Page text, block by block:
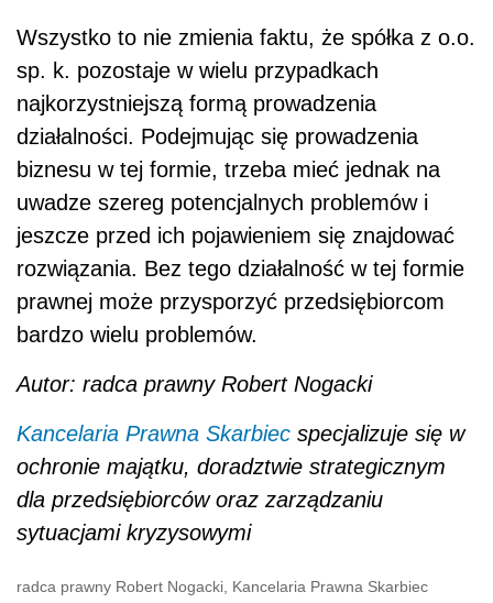
Wszystko to nie zmienia faktu, że spółka z o.o.
sp. k. pozostaje w wielu przypadkach
najkorzystniejszą formą prowadzenia
działalności. Podejmując się prowadzenia
biznesu w tej formie, trzeba mieć jednak na
uwadze szereg potencjalnych problemów i
jeszcze przed ich pojawieniem się znajdować
rozwiązania. Bez tego działalność w tej formie
prawnej może przysporzyć przedsiębiorcom
bardzo wielu problemów.
Autor: radca prawny Robert Nogacki
Kancelaria Prawna Skarbiec specjalizuje się w
ochronie majątku, doradztwie strategicznym
dla przedsiębiorców oraz zarządzaniu
sytuacjami kryzysowymi
radca prawny Robert Nogacki, Kancelaria Prawna Skarbiec